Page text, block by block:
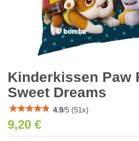
Kinderkissen Paw
Sweet Dreams
4.9/5 (51 x)
9,20 €